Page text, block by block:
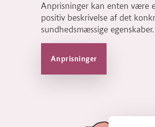
Anprisninger kan enten være
positiv beskrivelse af det
sundhedsmæssige egenskaber.
Anprisninger